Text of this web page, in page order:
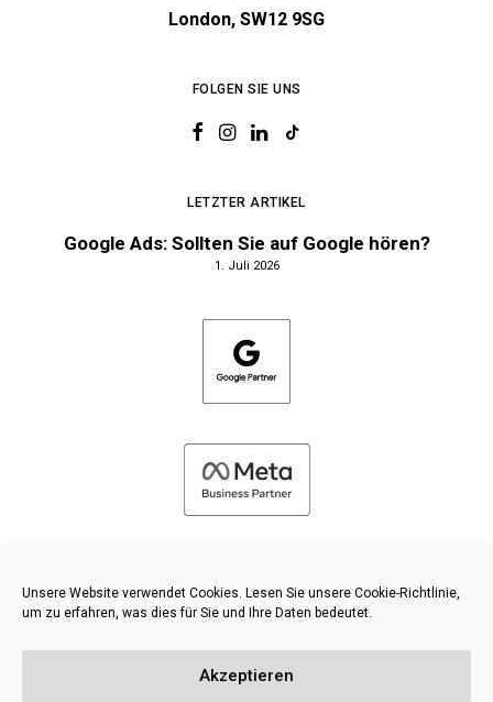
Unsere Website verwendet Cookies. Lesen Sie unsere Cookie-Richtlinie,
um zu erfahren, was dies für Sie und Ihre Daten bedeutet.
Akzeptieren
London, SW12 9SG
FOLGEN SIE UNS
LETZTER ARTIKEL
Google Ads: Sollten Sie auf Google hören?
1. Juli 2026
2026 FRESH PIES LTD - ALLE RECHTE VORBEHALTEN